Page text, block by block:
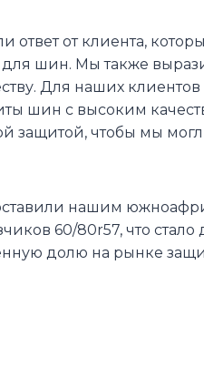
ответ от клиента,
шин. Мы также
Для наших клиентов
шин с высоким
защитой, чтобы мы
нашим
60/80r57, что
долю на рынке